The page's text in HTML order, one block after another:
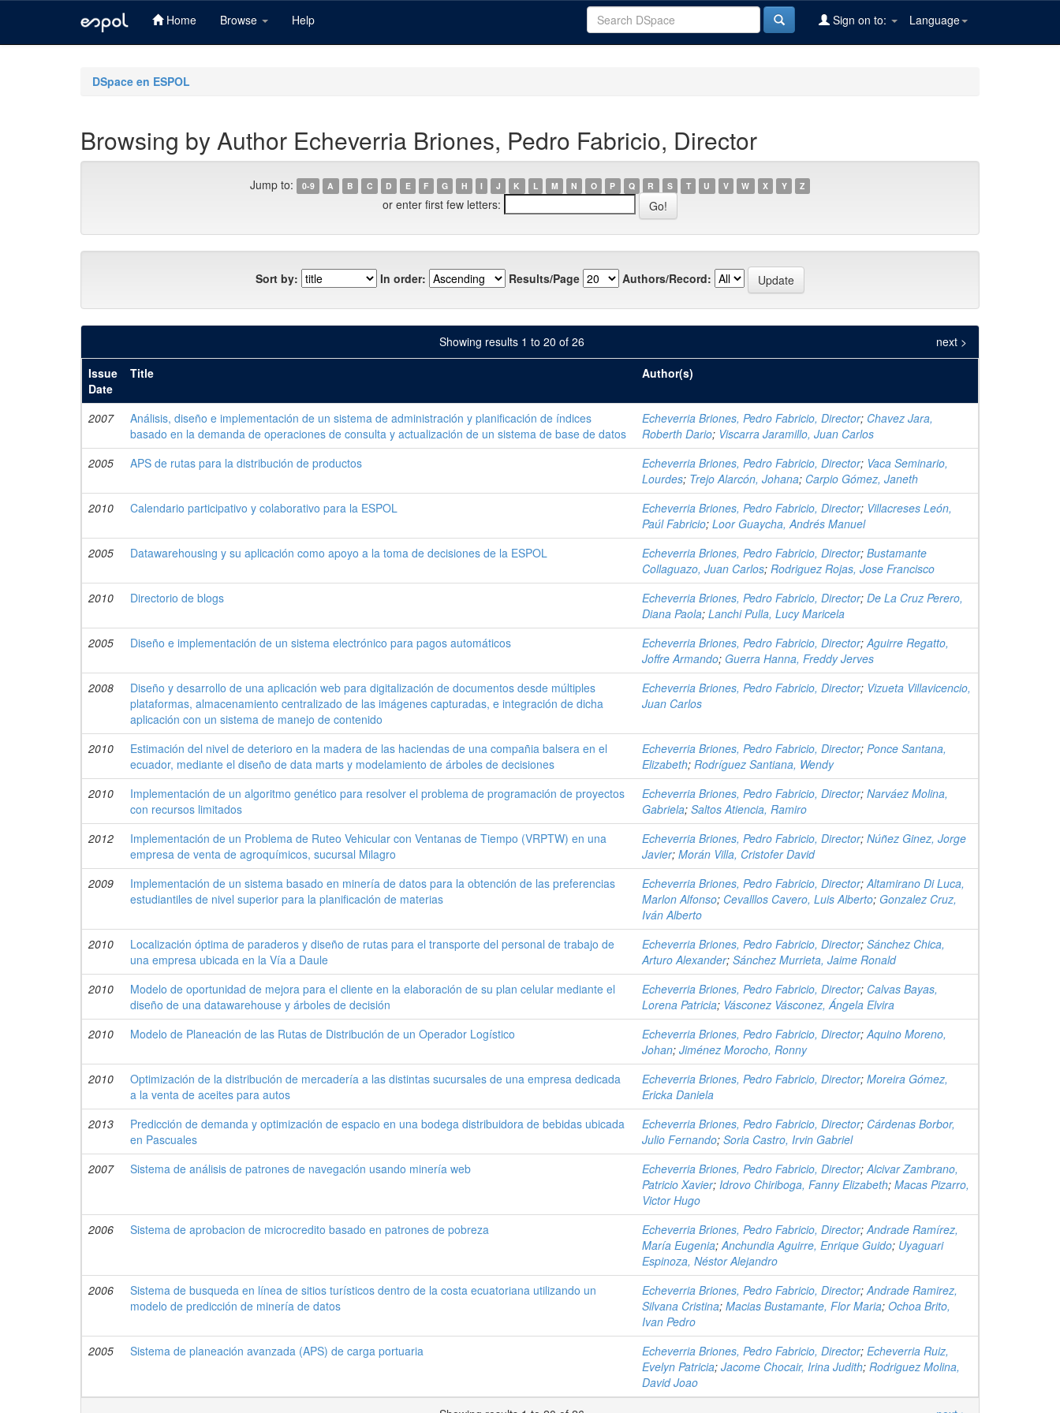
Home Browse Help Language
Sign on to:
DSpace en ESPOL
Browsing by Author Echeverria Briones, Pedro Fabricio, Director
Jump to: 0-9 A B C D E F G H I J K L M N O P Q R S T U V W X Y Z
or enter first few letters:
Sort by: In order: Results/Page Authors/Record:
Showing results 1 to 20 of 26
next >
Issue
Date
Title Author(s)
2007
Análisis, diseño e implementación de un sistema de administración y planificación de índices
basado en la demanda de operaciones de consulta y actualización de un sistema de base de datos
Echeverria Briones, Pedro Fabricio, Director; Chavez Jara,
Roberth Dario; Viscarra Jaramillo, Juan Carlos
2005
APS de rutas para la distribución de productos Echeverria Briones, Pedro Fabricio, Director; Vaca Seminario,
Lourdes; Trejo Alarcón, Johana; Carpio Gómez, Janeth
2010
Calendario participativo y colaborativo para la ESPOL Echeverria Briones, Pedro Fabricio, Director; Villacreses León,
Paúl Fabricio; Loor Guaycha, Andrés Manuel
2005
Datawarehousing y su aplicación como apoyo a la toma de decisiones de la ESPOL Echeverria Briones, Pedro Fabricio, Director; Bustamante
Collaguazo, Juan Carlos; Rodriguez Rojas, Jose Francisco
2010
Directorio de blogs Echeverria Briones, Pedro Fabricio, Director; De La Cruz Perero,
Diana Paola; Lanchi Pulla, Lucy Maricela
2005
Diseño e implementación de un sistema electrónico para pagos automáticos Echeverria Briones, Pedro Fabricio, Director;Aguirre Regatto,
Joffre Armando; Guerra Hanna, Freddy Jerves
2008
Diseño y desarrollo de una aplicación web para digitalización de documentos desde múltiples
plataformas, almacenamiento centralizado de las imágenes capturadas, e integración de dicha
aplicación con un sistema de manejo de contenido
Echeverria Briones, Pedro Fabricio, Director; Vizueta Villavicencio,
Juan Carlos
2010
Estimación del nivel de deterioro en la madera de las haciendas de una compañia balsera en el
ecuador, mediante el diseño de data marts y modelamiento de árboles de decisiones
Echeverria Briones, Pedro Fabricio, Director; Ponce Santana,
Elizabeth; Rodríguez Santiana, Wendy
2010
Implementación de un algoritmo genético para resolver el problema de programación de proyectos
con recursos limitados
Echeverria Briones, Pedro Fabricio, Director; Narváez Molina,
Gabriela; Saltos Atiencia, Ramiro
2012
Implementación de un Problema de Ruteo Vehicular con Ventanas de Tiempo (VRPTW) en una
empresa de venta de agroquímicos, sucursal Milagro
Echeverria Briones, Pedro Fabricio, Director; Núñez Ginez, Jorge
Javier; Morán Villa, Cristofer David
2009
Implementación de un sistema basado en minería de datos para la obtención de las preferencias
estudiantiles de nivel superior para la planificación de materias
Echeverria Briones, Pedro Fabricio, Director;Altamirano Di Luca,
Marlon Alfonso; Cevalllos Cavero, Luis Alberto; Gonzalez Cruz,
Iván Alberto
2010
Localización óptima de paraderos y diseño de rutas para el transporte del personal de trabajo de
una empresa ubicada en la Vía a Daule
Echeverria Briones, Pedro Fabricio, Director; Sánchez Chica,
Arturo Alexander; Sánchez Murrieta, Jaime Ronald
2010
Modelo de oportunidad de mejora para el cliente en la elaboración de su plan celular mediante el
diseño de una datawarehouse y árboles de decisión
Echeverria Briones, Pedro Fabricio, Director; Calvas Bayas,
Lorena Patricia; Vásconez Vásconez, Ángela Elvira
2010
Modelo de Planeación de las Rutas de Distribución de un Operador Logístico Echeverria Briones, Pedro Fabricio, Director;Aquino Moreno,
Johan; Jiménez Morocho, Ronny
2010
Optimización de la distribución de mercadería a las distintas sucursales de una empresa dedicada
a la venta de aceites para autos
Echeverria Briones, Pedro Fabricio, Director; Moreira Gómez,
Ericka Daniela
2013
Predicción de demanda y optimización de espacio en una bodega distribuidora de bebidas ubicada
en Pascuales
Echeverria Briones, Pedro Fabricio, Director; Cárdenas Borbor,
Julio Fernando; Soria Castro, Irvin Gabriel
2007
Sistema de análisis de patrones de navegación usando minería web Echeverria Briones, Pedro Fabricio, Director;Alcivar Zambrano,
Patricio Xavier; Idrovo Chiriboga, Fanny Elizabeth; Macas Pizarro,
Victor Hugo
2006
Sistema de aprobacion de microcredito basado en patrones de pobreza Echeverria Briones, Pedro Fabricio, Director;Andrade Ramírez,
María Eugenia;Anchundia Aguirre, Enrique Guido; Uyaguari
Espinoza, Néstor Alejandro
2006
Sistema de busqueda en línea de sitios turísticos dentro de la costa ecuatoriana utilizando un
modelo de predicción de minería de datos
Echeverria Briones, Pedro Fabricio, Director;Andrade Ramirez,
Silvana Cristina; Macias Bustamante, Flor Maria; Ochoa Brito,
Ivan Pedro
2005
Sistema de planeación avanzada (APS) de carga portuaria Echeverria Briones, Pedro Fabricio, Director; Echeverria Ruiz,
Evelyn Patricia; Jacome Chocair, Irina Judith; Rodriguez Molina,
David Joao